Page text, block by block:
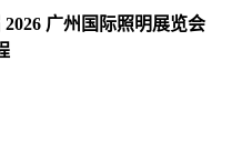
广州国际照明展览会